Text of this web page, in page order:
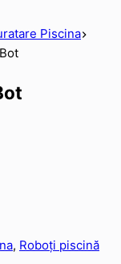
Piscina
, Roboți piscină